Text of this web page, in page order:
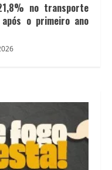
no transporte
o primeiro ano